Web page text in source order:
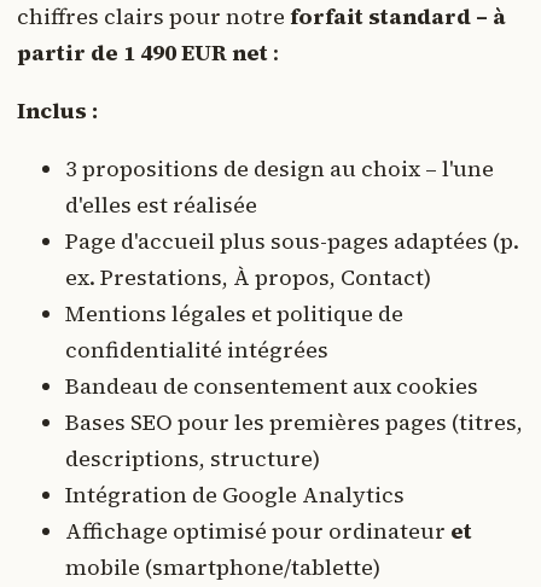
chiffres clairs pour notre forfait standard – à
partir de 1 490 EUR net :
Inclus :
3 propositions de design au choix – l'une
d'elles est réalisée
Page d'accueil plus sous-pages adaptées (p.
ex. Prestations, À propos, Contact)
Mentions légales et politique de
confidentialité intégrées
Bandeau de consentement aux cookies
Bases SEO pour les premières pages (titres,
descriptions, structure)
Intégration de Google Analytics
Affichage optimisé pour ordinateur et
mobile (smartphone/tablette)